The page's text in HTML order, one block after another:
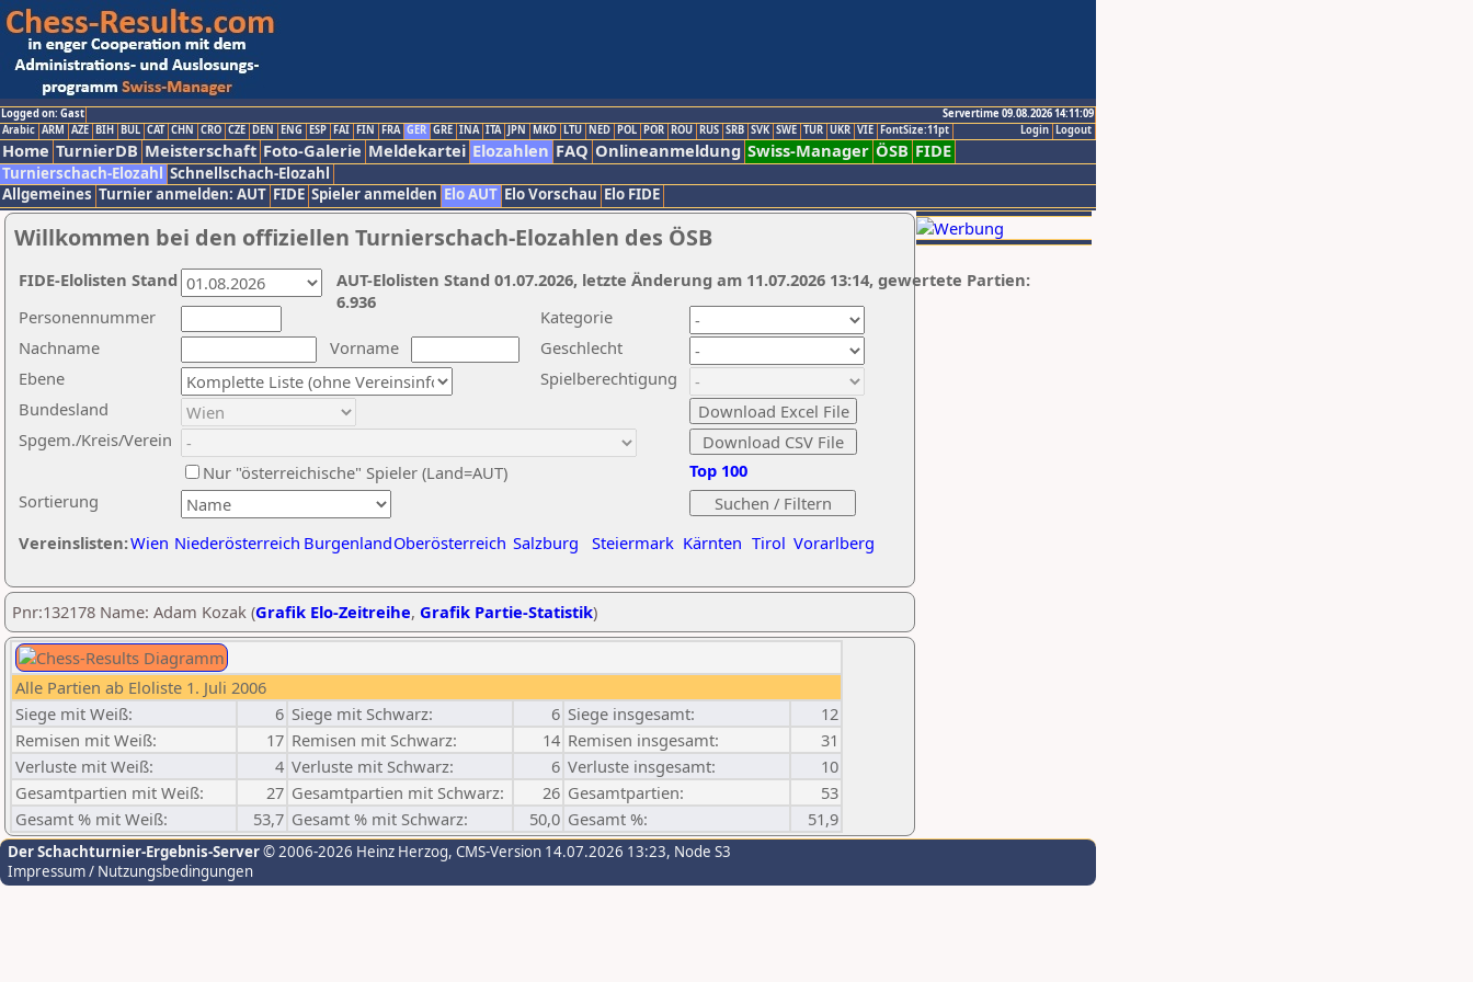
Logged on: Gast
Servertime 09.08.2026 14:11:09
Logout
Login
Arabic ARM AZE BIH BUL CAT CHN CRO CZE DEN ENG ESP FAI FIN FRA GER GRE INA ITA JPN MKD LTU NED POL POR ROU RUS SRB SVK SWE TUR UKR VIE FontSize:11pt
Home TurnierDB Meisterschaft Foto-Galerie Meldekartei Elozahlen FAQ Onlineanmeldung Swiss-Manager ÖSB FIDE
Turnierschach-Elozahl Schnellschach-Elozahl
Allgemeines Turnier anmelden: AUT FIDE Spieler anmelden Elo AUT Elo Vorschau Elo FIDE
Willkommen bei den offiziellen Turnierschach-Elozahlen des ÖSB
Nachname
Vorname
Ebene
Kategorie
Sortierung
Personennummer
Bundesland
Spgem./Kreis/Verein
Geschlecht
Nur "österreichische" Spieler (Land=AUT)
Spielberechtigung
Vereinslisten:Wien Niederösterreich BurgenlandOberösterreich Salzburg Steiermark Kärnten Tirol Vorarlberg
Top 100
AUT-Elolisten Stand 01.07.2026, letzte Änderung am 11.07.2026 13:14, gewertete Partien:
6.936
FIDE-Elolisten Stand
Pnr:132178 Name: Adam Kozak (Grafik Elo-Zeitreihe, Grafik Partie-Statistik)
Alle Partien ab Eloliste 1. Juli 2006
Siege mit Weiß:
6 Siege mit Schwarz: 6 Siege insgesamt:
12
Remisen mit Weiß:
17 Remisen mit Schwarz: 14 Remisen insgesamt:
31
Verluste mit Weiß:
4 Verluste mit Schwarz: 6 Verluste insgesamt:
10
Gesamtpartien mit Weiß:
27 Gesamtpartien mit Schwarz: 26 Gesamtpartien:
53
Gesamt % mit Weiß:
53,7 Gesamt % mit Schwarz: 50,0 Gesamt %: 51,9
Der Schachturnier-Ergebnis-Server© 2006-2026 Heinz Herzog, CMS-Version 14.07.2026 13:23, Node S3
Impressum / Nutzungsbedingungen